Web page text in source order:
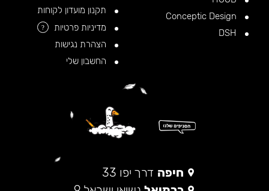
תקנון מועדון לקוחות
מדיניות פרטיות
?
הצהרת נגישות
החשבון שלי
חיפה דרך יפו 33